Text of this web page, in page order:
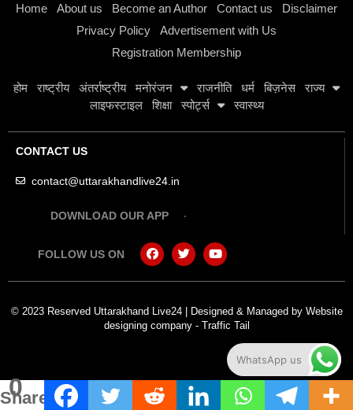
0
Shares
Home About us Become an Author Contact us
Disclaimer
Privacy Policy
Advertisement with Us
Registration Membership
होम राष्ट्रीय अंतर्राष्ट्रीय मनोरंजन राजनीति धर्म बिज़नेस
राज्य
लाइफस्टाइल
शिक्षा स्पोर्ट्स स्वास्थ्य
CONTACT US
contact@uttarakhandlive24.in
DOWNLOAD OUR APP
FOLLOW US ON
© 2023 Reserved Uttarakhand Live24 | Designed & Managed by Website
designing company- Traffic Tail
WhatsApp us